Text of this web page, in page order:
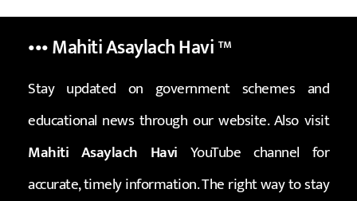
••• Mahiti Asaylach Havi™
Stay updated on government schemes and
educational news through our website. Also visit
Mahiti Asaylach Havi YouTube channel for
accurate, timely information. The right way to stay